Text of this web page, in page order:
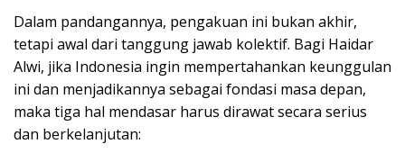
Dalam pandangannya, pengakuan ini bukan akhir,
tetapi awal dari tanggung jawab kolektif. Bagi Haidar
Alwi, jika Indonesia ingin mempertahankan keunggulan
ini dan menjadikannya sebagai fondasi masa depan,
maka tiga hal mendasar harus dirawat secara serius
dan berkelanjutan: